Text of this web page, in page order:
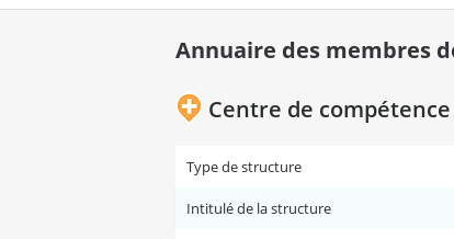
Annuaire des membres
Centre de
Type de structure
Intitulé de la structure